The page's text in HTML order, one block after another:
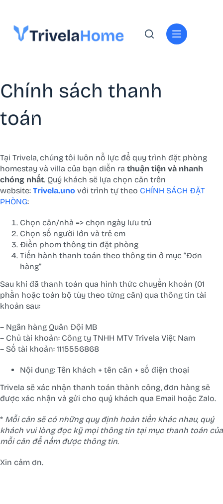
Chính sách thanh
toán
Tại Trivela, chúng tôi luôn nỗ lực để quy trình đặt phòng
homestay và villa của bạn diễn ra thuận tiện và nhanh
chóng nhất. Quý khách sẽ lựa chọn căn trên
website: Trivela.uno với trình tự theo CHÍNH SÁCH ĐẶT
PHÒNG:
Chọn căn/nhà => chọn ngày lưu trú
Chọn số người lớn và trẻ em
Điền phom thông tin đặt phòng
Tiến hành thanh toán theo thông tin ở mục “Đơn
hàng”
Sau khi đã thanh toán qua hình thức chuyển khoản (01
phần hoặc toàn bộ tùy theo từng căn) qua thông tin tài
khoản sau:
– Ngân hàng Quân Đội MB
– Chủ tài khoản: Công ty TNHH MTV Trivela Việt Nam
– Số tài khoản: 1115556868
Nội dung: Tên khách + tên căn + số điện thoại
Trivela sẽ xác nhận thanh toán thành công, đơn hàng sẽ
được xác nhận và gửi cho quý khách qua Email hoặc Zalo.
* Mỗi căn sẽ có những quy định hoàn tiền khác nhau, quý
khách vui lòng đọc kỹ mọi thông tin tại mục thanh toán của
mỗi căn để nắm được thông tin.
Xin cảm ơn.